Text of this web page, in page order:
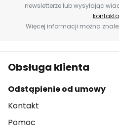
newsletterze lub wysyłając
Więcej informacji można
Obsługa klienta
Odstąpienie od umowy
Kontakt
Pomoc